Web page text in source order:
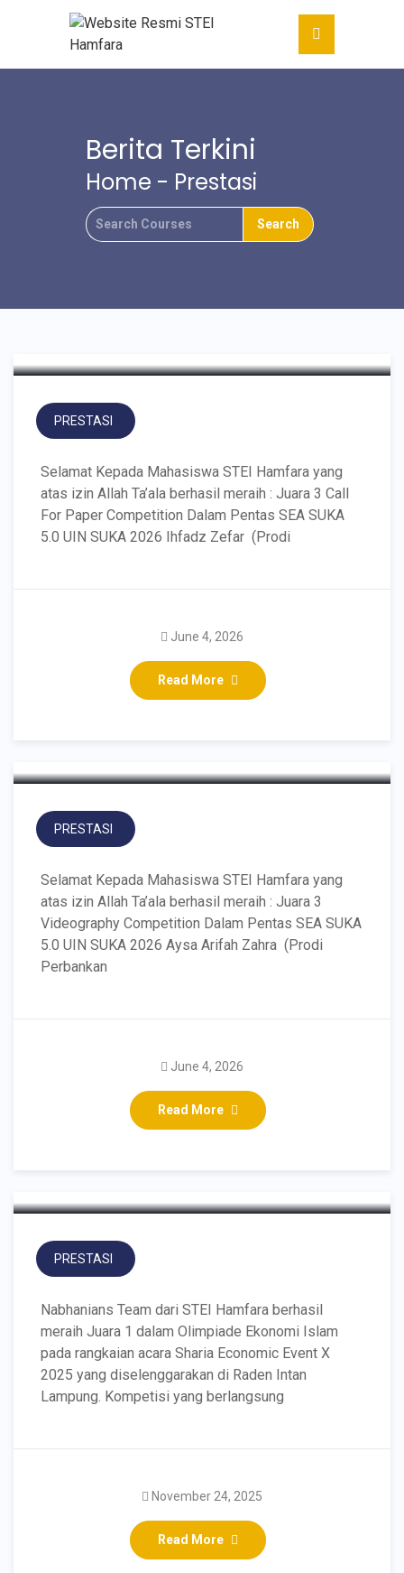
Berita Terkini
Home - Prestasi
Mahasiswa STEI Hamfara
SEA SUKA 5.0
PRESTASI
Selamat Kepada Mahasiswa STEI Hamfara yang
atas izin Allah Ta’ala berhasil meraih : Juara 3 Call
For Paper Competition Dalam Pentas SEA SUKA
5.0 UIN SUKA 2026 Ihfadz Zefar (Prodi
Read More
June 4, 2026
Perwakilan Mahasiswa
STEI Hamfara Juara 3
Videography Competition
PRESTASI
Selamat Kepada Mahasiswa STEI Hamfara yang
atas izin Allah Ta’ala berhasil meraih : Juara 3
Videography Competition Dalam Pentas SEA SUKA
5.0 UIN SUKA 2026 Aysa Arifah Zahra (Prodi
Perbankan
Read More
June 4, 2026
Hamfara Raih Juara 1
Olimpiade Ekonomi Islam
di Sharia Economic Event
PRESTASI
Nabhanians Team dari STEI Hamfara berhasil
meraih Juara 1 dalam Olimpiade Ekonomi Islam
pada rangkaian acara Sharia Economic Event X
2025 yang diselenggarakan di Raden Intan
Lampung. Kompetisi yang berlangsung
Read More
November 24, 2025
Wisudawan Hafizh 30 Juz